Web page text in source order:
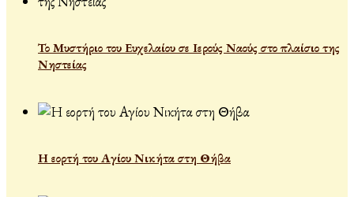
Το Μυστήριο του Ευχελαίου σε Ιερούς Ναούς στο πλαίσιο της
Νηστείας
Η εορτή του Αγίου Νικήτα στη Θήβα